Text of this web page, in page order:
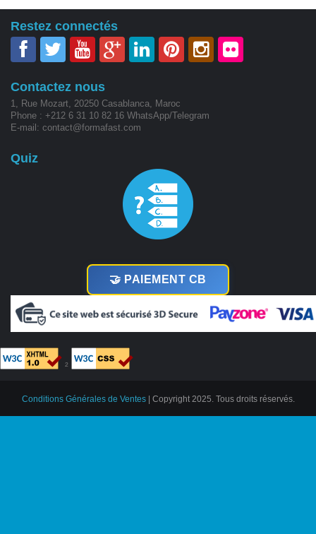
Restez connectés
Contactez nous
1, Rue Mozart, 20250 Casablanca, Maroc
Phone : +212 6 31 10 82 16 WhatsApp/Telegram
E-mail: contact@formafast.com
Quiz
🤝 PAIEMENT CB
²
Conditions Générales de Ventes| Copyright 2025. Tous droits réservés.